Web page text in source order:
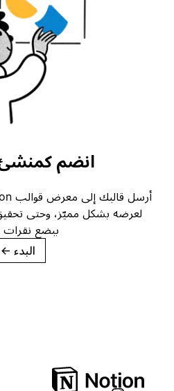
انضم كمنشئ
لعرضه بشكل مميّز، وحتى تحقيق
ببضع نقرات فقط.
→